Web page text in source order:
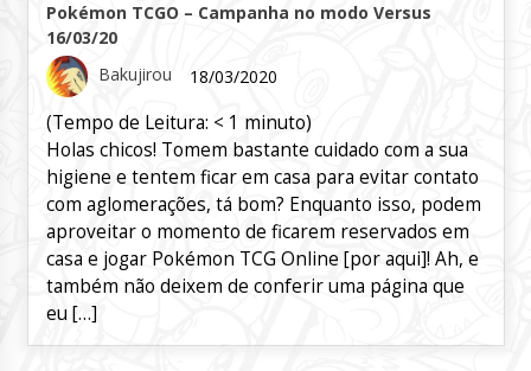
Pokémon TCGO – Campanha no modo Versus
16/03/20
Bakujirou
18/03/2020
(Tempo de Leitura: < 1 minuto)
Holas chicos! Tomem bastante cuidado com a sua
higiene e tentem ficar em casa para evitar contato
com aglomerações, tá bom? Enquanto isso, podem
aproveitar o momento de ficarem reservados em
casa e jogar Pokémon TCG Online [por aqui]! Ah, e
também não deixem de conferir uma página que
eu […]